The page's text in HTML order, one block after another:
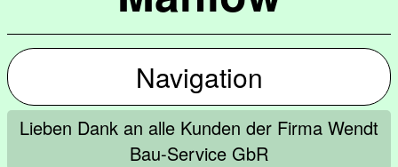
Navigation
Lieben Dank an alle Kunden der Firma Wendt
Bau-Service GbR